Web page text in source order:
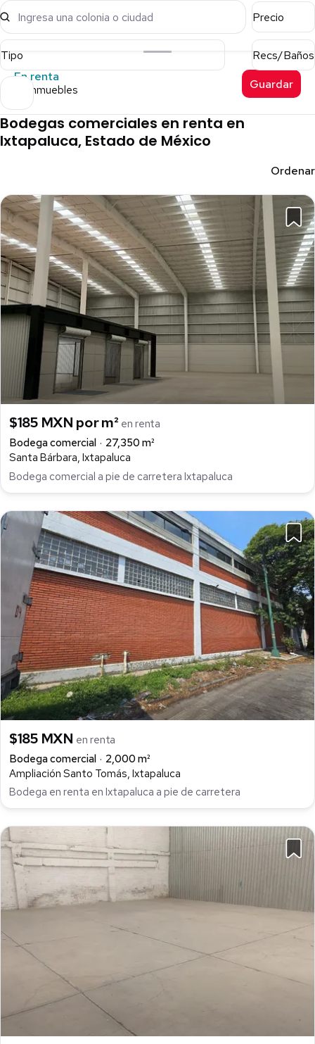
Ingresa una colonia o ciudad Precio
Tipo
Recs/Baños
En renta
25 inmuebles Guardar
Bodegas comerciales en renta en
Ixtapaluca, Estado de México
Ordenar
$185 MXN por m² en renta
Bodega comercial
27,350 m²
Santa Bárbara, Ixtapaluca
Bodega comercial a pie de carretera Ixtapaluca
$185 MXN en renta
Bodega comercial
2,000 m²
Ampliación Santo Tomás, Ixtapaluca
Bodega en renta en Ixtapaluca a pie de carretera